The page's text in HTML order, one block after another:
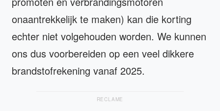
onaantrekkelijk te maken) kan die korting
echter niet volgehouden worden. We kunnen
ons dus voorbereiden op een veel dikkere
brandstofrekening vanaf 2025.
RECLAME